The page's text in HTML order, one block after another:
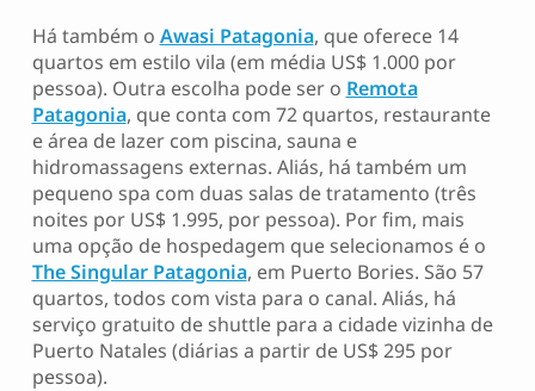
Há também o Awasi Patagonia, que oferece 14
quartos em estilo vila (em média US$ 1.000 por
pessoa). Outra escolha pode ser o Remota
Patagonia, que conta com 72 quartos, restaurante
e área de lazer com piscina, sauna e
hidromassagens externas. Aliás, há também um
pequeno spa com duas salas de tratamento (três
noites por US$ 1.995, por pessoa). Por fim, mais
uma opção de hospedagem que selecionamos é o
The Singular Patagonia, em Puerto Bories. São 57
quartos, todos com vista para o canal. Aliás, há
serviço gratuito de shuttle para a cidade vizinha de
Puerto Natales (diárias a partir de US$ 295 por
pessoa).